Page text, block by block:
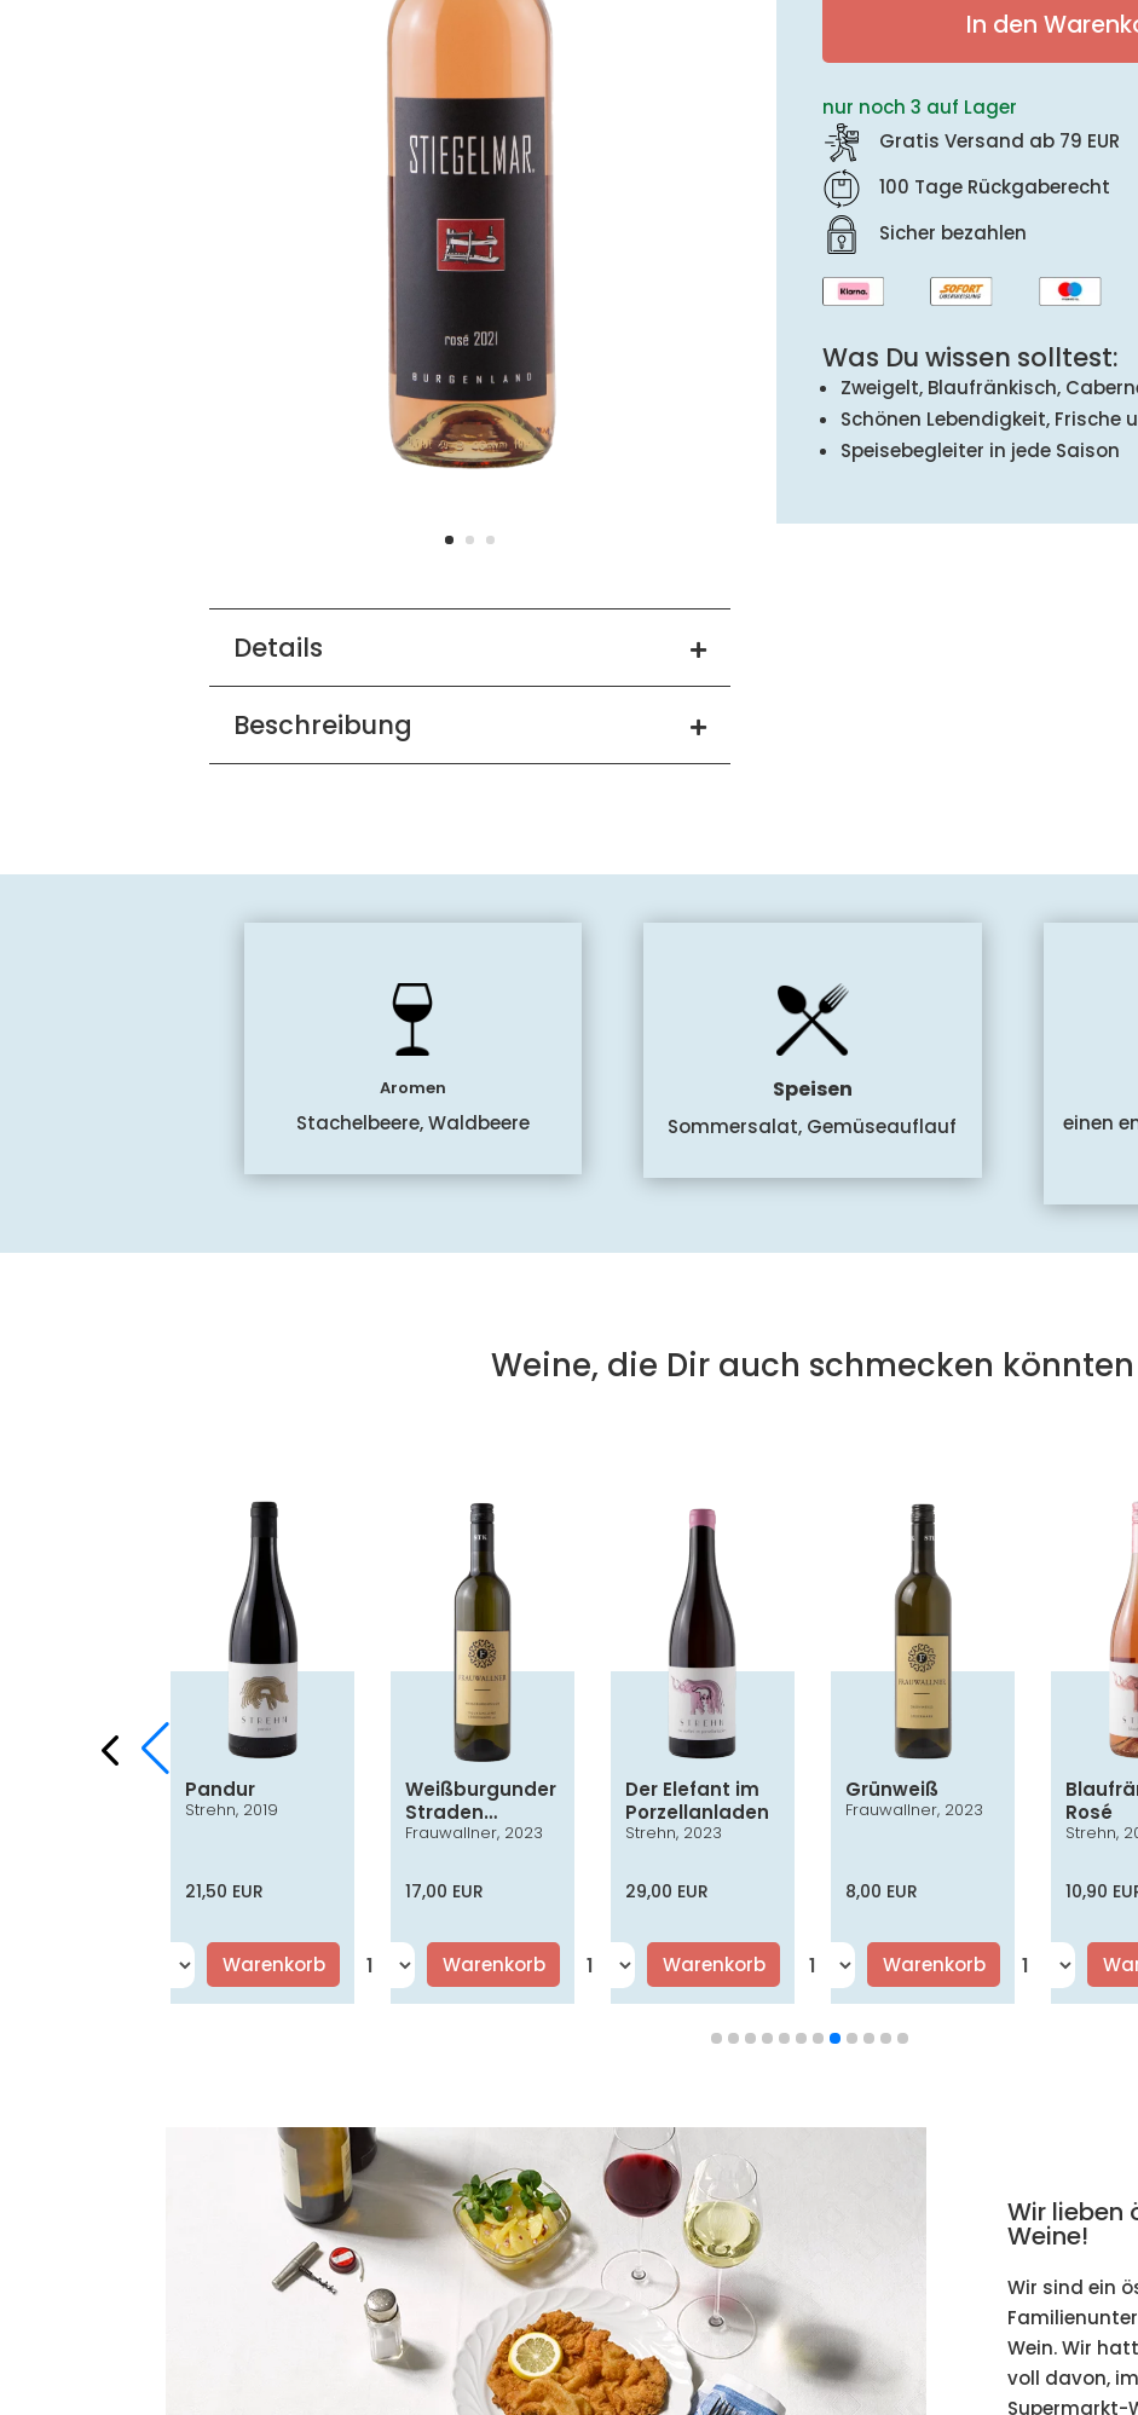
Details
Beschreibung
In den
nur noch 3 auf Lager
Gratis Versand ab 79 EUR
100 Tage Rückgaberecht
Sicher bezahlen
Was Du wissen solltest:
Zweigelt, Blaufränkisch,
Schönen Lebendigkeit, Frische
Speisebegleiter in jede Saison
Aromen
Stachelbeere, Waldbeere
Speisen
Sommersalat, Gemüseauflauf
einen
Weine, die Dir auch schmecken könnten
Pandur
Strehn, 2019
21,50 EUR
Warenkorb
Weißburgunder
Straden
Vulkanland
Frauwallner, 2023
17,00 EUR
Warenkorb
Der Elefant im
Porzellanladen
Strehn, 2023
29,00 EUR
Warenkorb
Grünweiß
Frauwallner, 2023
8,00 EUR
Warenkorb
Rosé
Strehn,
10,90
Wir lieben
Weine!
Wir sind ein
Wein. Wir
voll davon,
Supermarkt-